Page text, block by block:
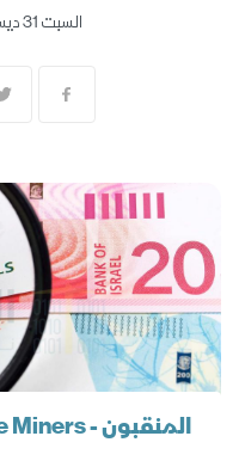
السبت 31 ديسمبر 2022, 08:56 ص
المنقبون - The Miners